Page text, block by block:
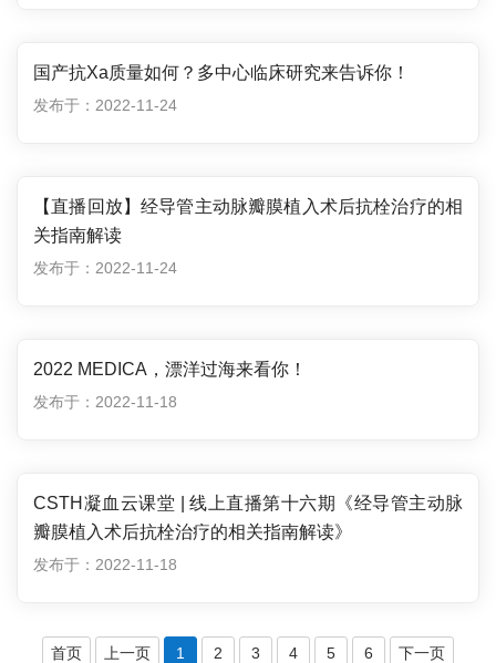
国产抗Xa质量如何？多中心临床研究来告诉你！
发布于：2022-11-24
【直播回放】经导管主动脉瓣膜植入术后抗栓治疗的相
关指南解读
发布于：2022-11-24
2022 MEDICA，漂洋过海来看你！
发布于：2022-11-18
CSTH凝血云课堂 | 线上直播第十六期《经导管主动脉
瓣膜植入术后抗栓治疗的相关指南解读》
发布于：2022-11-18
首页 上一页 1 2 3 4 5 6 下一页